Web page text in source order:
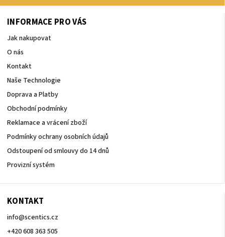
INFORMACE PRO VÁS
Jak nakupovat
O nás
Kontakt
Naše Technologie
Doprava a Platby
Obchodní podmínky
Reklamace a vrácení zboží
Podmínky ochrany osobních údajů
Odstoupení od smlouvy do 14 dnů
Provizní systém
KONTAKT
info@scentics.cz
+420 608 363 505